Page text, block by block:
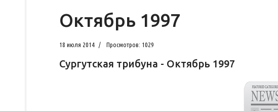
Октябрь 1997
18 июля 2014 Просмотров: 1029
Сургутская трибуна - Октябрь 1997